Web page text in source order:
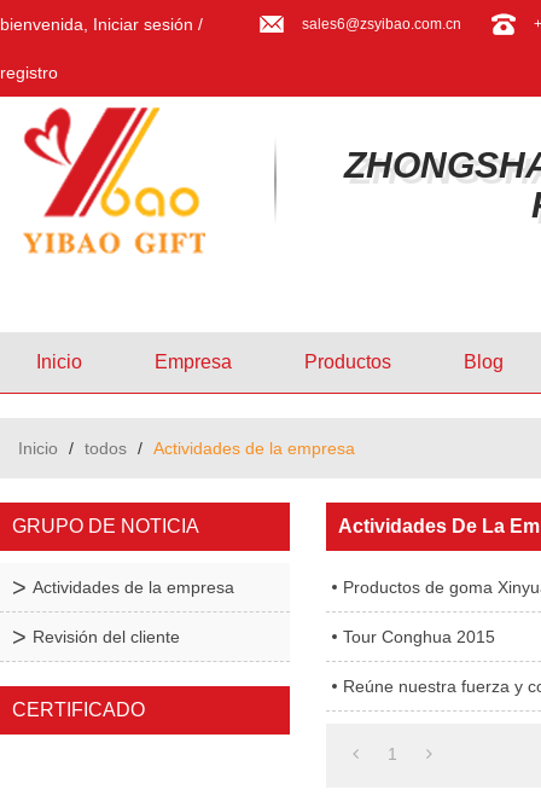
bienvenida, Iniciar sesión /
registro
sales6@zsyibao.com.cn
Inicio Empresa Productos Blog
Inicio / todos / Actividades de la empresa
GRUPO DE NOTICIA
Actividades de la empresa
Revisión del cliente
CERTIFICADO
Actividades De La
Productos de goma
Tour Conghua 2015
Reúne nuestra fuerza y
1